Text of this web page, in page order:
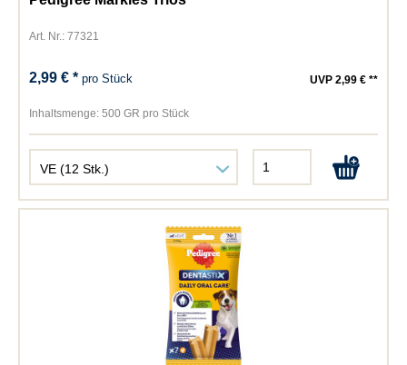
Art. Nr.: 77321
2,99 € *pro Stück UVP 2,99 € **
Inhaltsmenge: 500 GR pro Stück